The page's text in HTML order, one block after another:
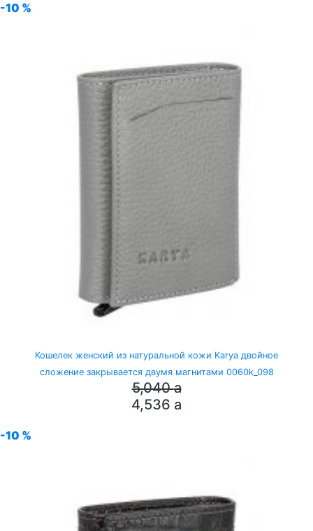
-10 %
Кошелек женский из натуральной кожи Karya двойное
сложение закрывается двумя магнитами 0060k_098
5,040a
4,536 a
-10 %